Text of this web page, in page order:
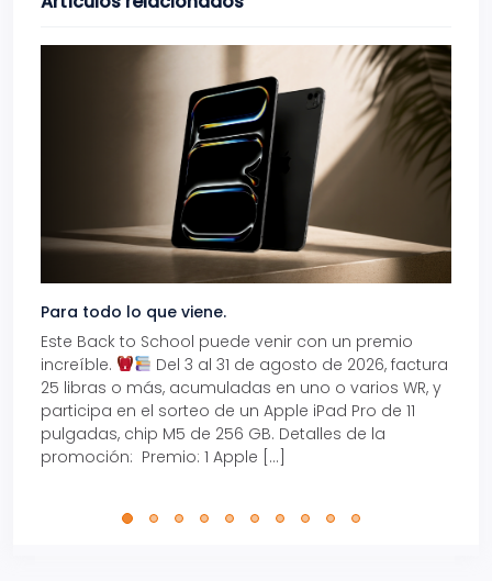
Para todo lo que viene.
Este Back to School puede venir con un premio
increíble.
Del 3 al 31 de agosto de 2026, factura
25 libras o más, acumuladas en uno o varios WR, y
participa en el sorteo de un Apple iPad Pro de 11
pulgadas, chip M5 de 256 GB. Detalles de la
promoción: Premio: 1 Apple […]